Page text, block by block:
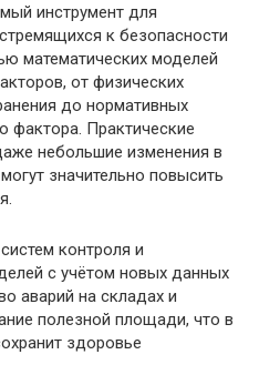
инструмент для
к безопасности
математических моделей
от физических
до нормативных
фактора. Практические
небольшие изменения в
значительно повысить
контроля и
с учётом новых данных
аварий на складах и
полезной площади, что в
здоровье